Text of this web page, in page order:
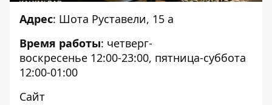
Адрес: Шота Руставели, 15 а
Время работы: четверг-
воскресенье 12:00-23:00, пятница-суббота
12:00-01:00
Сайт